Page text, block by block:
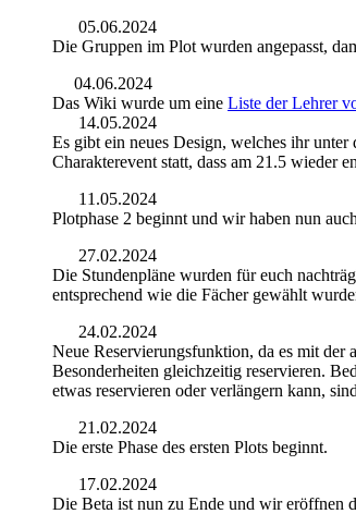
05.06.2024
Die Gruppen im Plot wurden angepasst,
04.06.2024
Das Wiki wurde um eine Liste der Lehrer
14.05.2024
Es gibt ein neues Design, welches ihr unter
Charakterevent statt, dass am 21.5 wieder
11.05.2024
Plotphase 2 beginnt und wir haben nun
27.02.2024
Die Stundenpläne wurden für euch
entsprechend wie die Fächer gewählt
24.02.2024
Neue Reservierungsfunktion, da es mit der
Besonderheiten gleichzeitig reservieren.
etwas reservieren oder verlängern kann,
21.02.2024
Die erste Phase des ersten Plots beginnt.
17.02.2024
Die Beta ist nun zu Ende und wir eröffnen